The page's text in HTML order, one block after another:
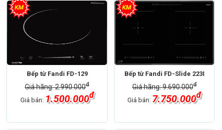
Bếp từ Fandi FD-129
Giá hãng: 2.990.000đ
Giá bán: 1.500.000đ
Bếp từ Fandi FD-Slide 223I
Giá hãng: 9.690.000đ
Giá bán: 7.750.000đ